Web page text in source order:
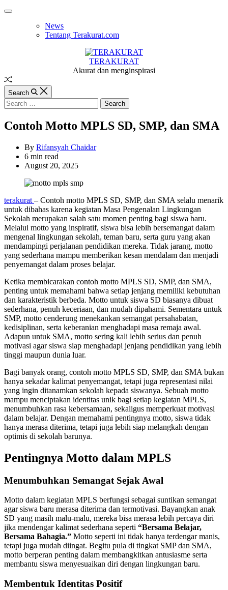
Skip
Off
News
Tentang Terakurat.com
TERAKURAT
Akurat dan menginspirasi
Random
Article
Search
Search
for:
Contoh Motto MPLS SD, SMP, dan SMA
By Rifansyah Chaidar
Estimated
read
6 min read
August 20, 2025
terakurat – Contoh motto MPLS SD, SMP, dan SMA selalu menarik
untuk dibahas karena kegiatan Masa Pengenalan Lingkungan
Sekolah merupakan salah satu momen penting bagi siswa baru.
Melalui motto yang inspiratif, siswa bisa lebih bersemangat dalam
mengenal lingkungan sekolah, teman baru, serta guru yang akan
mendampingi perjalanan pendidikan mereka. Tidak jarang, motto
yang sederhana mampu memberikan kesan mendalam dan menjadi
penyemangat dalam proses belajar.
Ketika membicarakan contoh motto MPLS SD, SMP, dan SMA,
penting untuk memahami bahwa setiap jenjang memiliki kebutuhan
dan karakteristik berbeda. Motto untuk siswa SD biasanya dibuat
sederhana, penuh keceriaan, dan mudah dipahami. Sementara untuk
SMP, motto cenderung menekankan semangat persahabatan,
kedisiplinan, serta keberanian menghadapi masa remaja awal.
Adapun untuk SMA, motto sering kali lebih serius dan penuh
motivasi agar siswa siap menghadapi jenjang pendidikan yang lebih
tinggi maupun dunia luar.
Bagi banyak orang, contoh motto MPLS SD, SMP, dan SMA bukan
hanya sekadar kalimat penyemangat, tetapi juga representasi nilai
yang ingin ditanamkan sekolah kepada siswanya. Sebuah motto
mampu menciptakan identitas unik bagi setiap kegiatan MPLS,
menumbuhkan rasa kebersamaan, sekaligus memperkuat motivasi
dalam belajar. Dengan memahami pentingnya motto, siswa tidak
hanya merasa diterima, tetapi juga lebih siap melangkah dengan
optimis di sekolah barunya.
Pentingnya Motto dalam MPLS
Menumbuhkan Semangat Sejak Awal
Motto dalam kegiatan MPLS berfungsi sebagai suntikan semangat
agar siswa baru merasa diterima dan termotivasi. Bayangkan anak
SD yang masih malu-malu, mereka bisa merasa lebih percaya diri
jika mendengar kalimat sederhana seperti “Bersama Belajar,
Bersama Bahagia.” Motto seperti ini tidak hanya terdengar manis,
tetapi juga mudah diingat. Begitu pula di tingkat SMP dan SMA,
motto berperan penting dalam membangkitkan antusiasme serta
membantu siswa menyesuaikan diri dengan lingkungan baru.
Membentuk Identitas Positif